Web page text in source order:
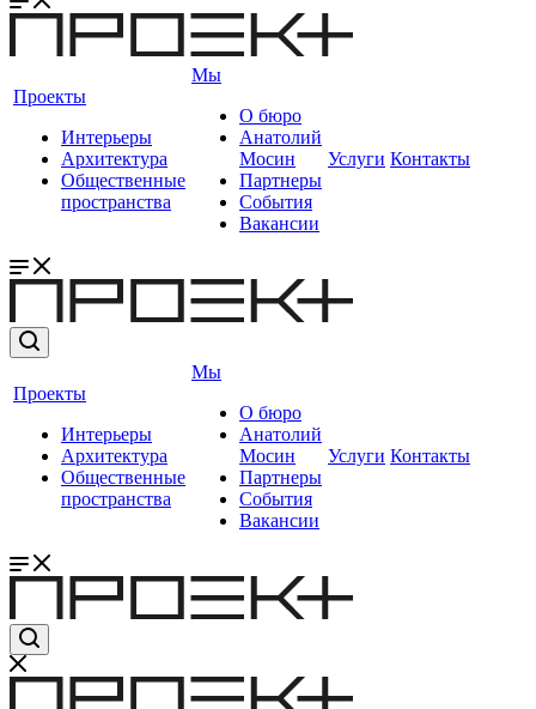
Проекты
Интерьеры
Архитектура
Общественные
пространства
Мы
О бюро
Анатолий
Мосин
Партнеры
События
Вакансии
Услуги Контакты
Проекты
Интерьеры
Архитектура
Общественные
пространства
Мы
О бюро
Анатолий
Мосин
Партнеры
События
Вакансии
Услуги Контакты